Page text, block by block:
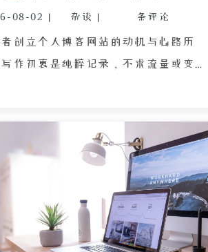
08-02 | 杂谈 | 条评论
创立个人博客网站的动机与心路历
作初衷是纯粹记录，不求流量或变
不学则殆”的循环，并希望文章能作
为遇到困惑的人提供启发。关于网站建
静态博客与 GitHub Pages，成本低
，并珍视这个不受算法和平台限制的个
为博客连接的是真诚的熟人关系，评论
了浮躁的过客。展望未来，作者并不